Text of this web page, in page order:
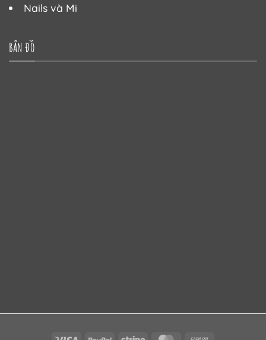
Nails và Mi
BẢN ĐỒ